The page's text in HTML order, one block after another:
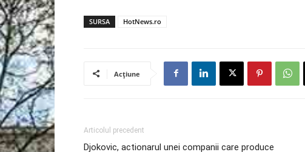
SURSA HotNews.ro
Acțiune
Articolul precedent
Djokovic, actionarul unei companii care produce